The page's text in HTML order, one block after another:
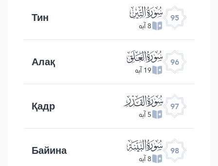
95 ﰌ
8 آیه Тин
96 ﰍ
19 آیه Алақ
97 ﰎ
5 آیه Қадр
98 ﰏ
8 آیه Байина